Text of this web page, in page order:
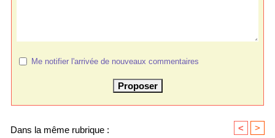
Me notifier l'arrivée de nouveaux commentaires
Dans la même rubrique : < >